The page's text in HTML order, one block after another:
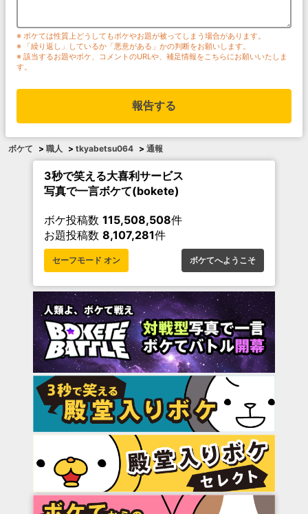
※ ボケては性質上どうしてもボケやお題が被ってしまう場合があります。
※ 「繰り返し」しているか「悪意がある」かの判断をお願いします。
※ 該当するお題やボケ、コメントのURLや、補足情報をこちらにお願いいたしま
す。
報告する
ボケて > 職人 > tkyabetsu064 > 通報
3秒で笑える大喜利サービス
写真で一言ボケて(bokete)
ボケ投稿数 115,508,508件
お題投稿数 8,107,281件
セーフモード オン ボケてへようこそ